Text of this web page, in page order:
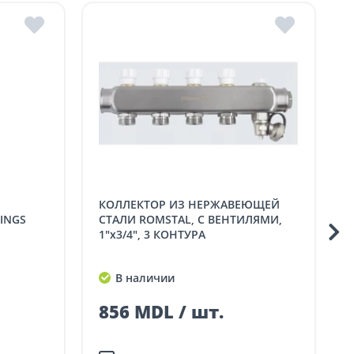
КОЛЛЕКТОР ИЗ НЕРЖАВЕЮЩЕЙ
СТАЛИ ROMSTAL, С ВЕНТИЛЯМИ,
1"x3/4", 3 КОНТУРА
В наличии
856 MDL / шт.